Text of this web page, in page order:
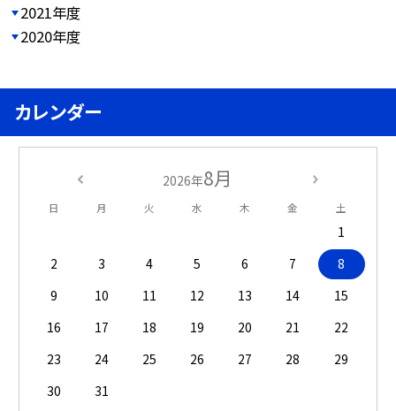
2021年度
2020年度
カレンダー
2026年8月
日 月 火 水 木 金 土
1
2
3 4 5 6 7
8
9
10 11 12 13 14
15
16
17 18 19 20 21
22
23
24 25 26 27 28
29
30
31